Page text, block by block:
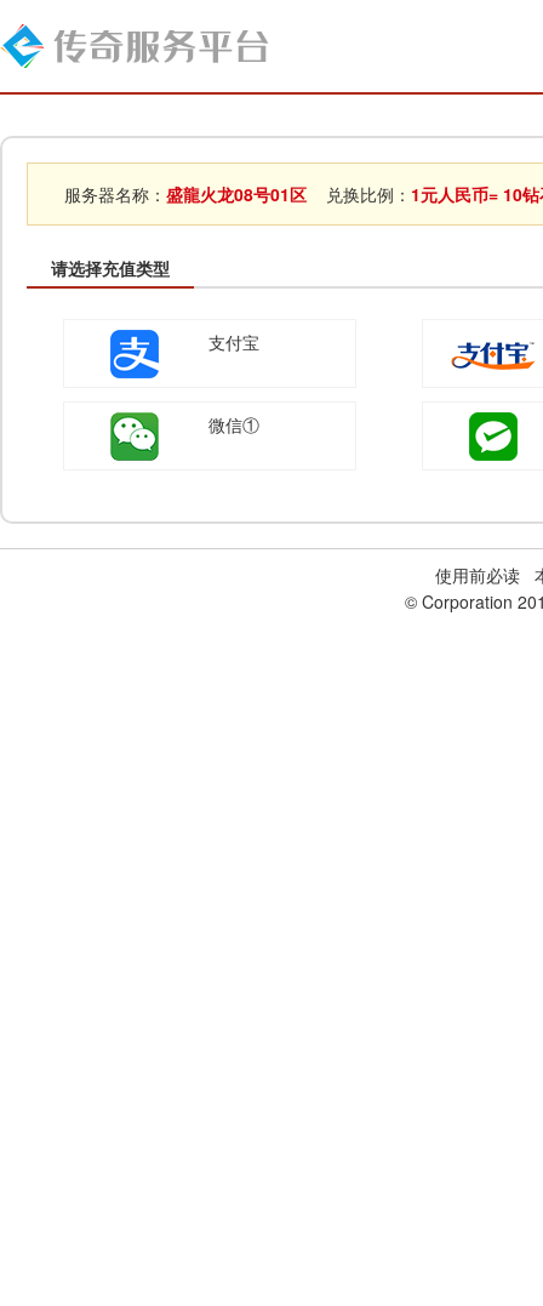
服务器名称： 盛龍火龙08号01区 兑换比例： 1元人民币= 10
请选择充值类型
支付宝
微信①
使用前必读
© Corporation